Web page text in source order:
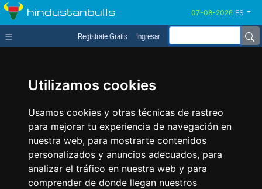
Utilizamos cookies
Usamos cookies y otras técnicas de rastreo
para mejorar tu experiencia de navegación en
nuestra web, para mostrarte contenidos
personalizados y anuncios adecuados, para
analizar el tráfico en nuestra web y para
comprender de donde llegan nuestros
hindustanbulls ES
Regístrate Gratis Ingresar